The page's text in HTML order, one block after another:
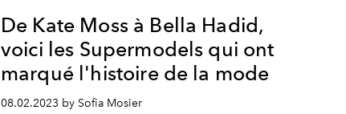
De Kate Moss à Bella Hadid,
voici les Supermodels qui ont
marqué l'histoire de la mode
08.02.2023 by Sofia Mosier